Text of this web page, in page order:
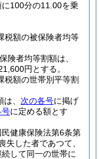
100分の11.00を乗
税額の被保険者均等
険者均等割額は、
円とする。
税額の世帯別平等割
、 次の各号に掲げ
号に定める額とす
民健康保険法第6条第
失した者であつて、
して同一の世帯に